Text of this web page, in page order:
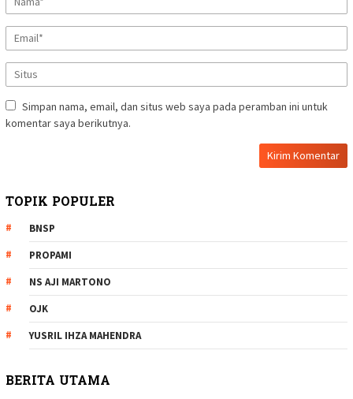
Simpan nama, email, dan situs web saya pada peramban ini untuk
komentar saya berikutnya.
TOPIK POPULER
BNSP
PROPAMI
NS AJI MARTONO
OJK
YUSRIL IHZA MAHENDRA
BERITA UTAMA